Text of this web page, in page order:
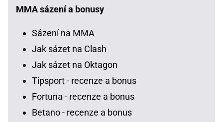
MMA sázení a bonusy
Sázení na MMA
Jak sázet na Clash
Jak sázet na Oktagon
Tipsport - recenze a bonus
Fortuna - recenze a bonus
Betano - recenze a bonus